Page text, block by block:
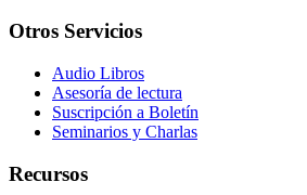
Otros Servicios
Audio Libros
Asesoría de lectura
Suscripción a Boletín
Seminarios y Charlas
Recursos